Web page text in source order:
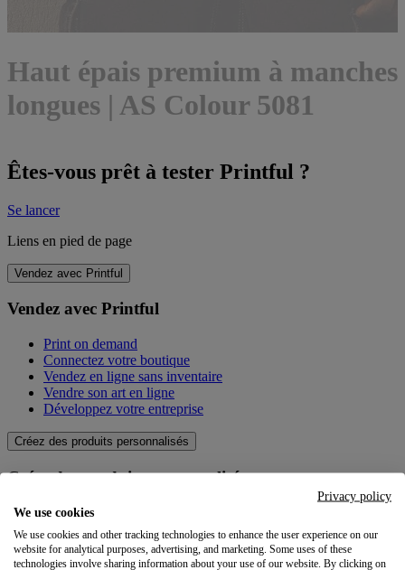
Haut épais premium à manches
longues | AS Colour 5081
Êtes-vous prêt à tester Printful ?
Se lancer
Liens en pied de page
Vendez avec Printful
Vendez avec Printful
Print on demand
Connectez votre boutique
Vendez en ligne sans inventaire
Vendre son art en ligne
Développez votre entreprise
Créez des produits personnalisés
Créez des produits personnalisés
Catalogue produit
Qualité
Créateur de design
Techniques de personnalisation
Privacy policy
We use cookies
We use cookies and other tracking technologies to enhance the user experience on our
website for analytical purposes, advertising, and marketing. Some uses of these
technologies involve sharing information about your use of our website. By clicking on